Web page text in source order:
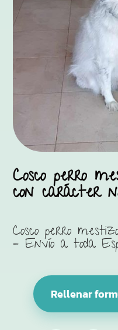
Cosco perro
con carácter
Cosco perro
– Envío a toda
Rellenar